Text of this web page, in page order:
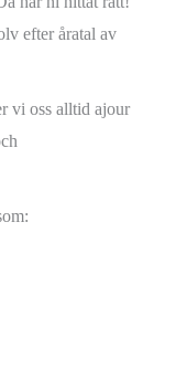
efter åratal av
vi oss alltid ajour